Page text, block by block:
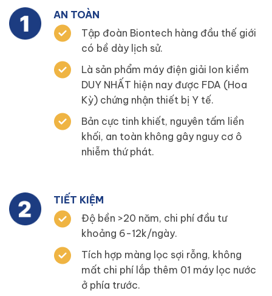
AN TOÀN
Tập đoàn Biontech hàng đầu thế giới
có bề dày lịch sử.
Là sản phẩm máy điện giải Ion kiềm
DUY NHẤT hiện nay được FDA (Hoa
Kỳ) chứng nhận thiết bị Y tế.
Bản cực tinh khiết, nguyên tấm liền
khối, an toàn không gây nguy cơ ô
nhiễm thứ phát.
TIẾT KIỆM
Độ bền >20 năm, chi phí đầu tư
khoảng 6-12k/ngày.
Tích hợp màng lọc sợi rỗng, không
mất chi phí lắp thêm 01 máy lọc nước
ở phía trước.